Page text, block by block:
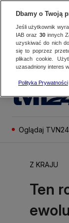
Oglądaj TVN24
Z KRAJU
Ten
Dbamy o Twoją
Jeśli użytkownik
IAB oraz 30innych
uzyskiwać do nich
się to poprzez
plikach cookie.
uzasadniony interes
Polityka Prywatności